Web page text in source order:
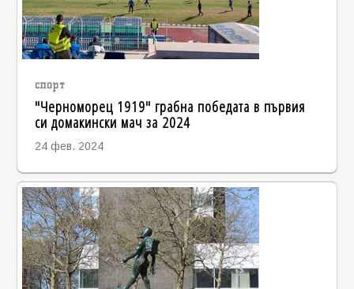
спорт
"Черноморец 1919" грабна победата в първия
си домакински мач за 2024
24 фев. 2024